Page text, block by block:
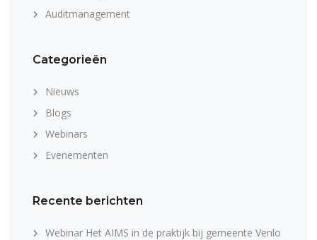
Auditmanagement
Categorieën
Nieuws
Blogs
Webinars
Evenementen
Recente berichten
Webinar Het AIMS in de praktijk bij gemeente Venlo